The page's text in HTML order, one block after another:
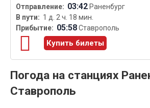
03:42 Раненбург
1 д. 2 ч. 18 мин.
05:58Ставрополь
Купить билеты
Погода на станциях
Ставрополь